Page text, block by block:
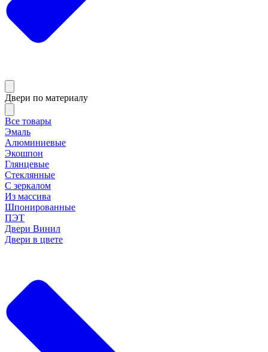
Двери по материалу
Все товары
Эмаль
Алюминиевые
Экошпон
Глянцевые
Стеклянные
С зеркалом
Из массива
Шпонированные
ПЭТ
Двери Винил
Двери в цвете